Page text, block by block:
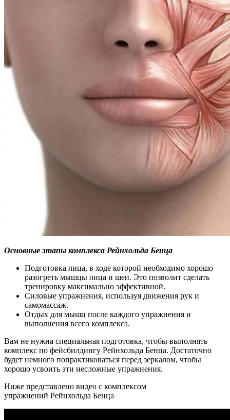
Основные этапы комплекса Рейнхольда Бенца
Подготовка лица, в ходе которой необходимо хорошо
разогреть мышцы лица и шеи. Это позволит сделать
тренировку максимально эффективной.
Силовые упражнения, используя движения рук и
самомассаж.
Отдых для мышц после каждого упражнения и
выполнения всего комплекса.
Вам не нужна специальная подготовка, чтобы выполнять
комплекс по фейсбилдингу Рейнхольда Бенца. Достаточно
будет немного попрактиковаться перед зеркалом, чтобы
хорошо усвоить эти несложные упражнения.
Ниже представлено видео с комплексом
упражнений Рейнхольда Бенца